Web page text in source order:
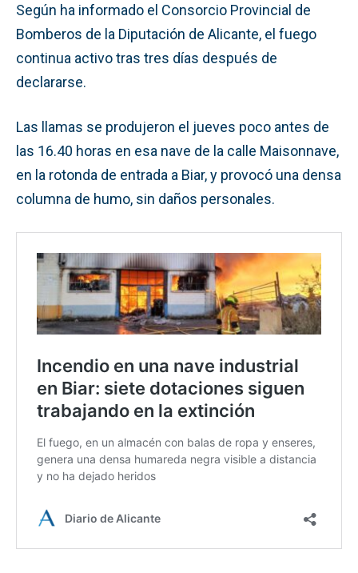
Según ha informado el Consorcio Provincial de
Bomberos de la Diputación de Alicante, el fuego
continua activo tras tres días después de
declararse.
Las llamas se produjeron el jueves poco antes de
las 16.40 horas en esa nave de la calle Maisonnave,
en la rotonda de entrada a Biar, y provocó una densa
columna de humo, sin daños personales.